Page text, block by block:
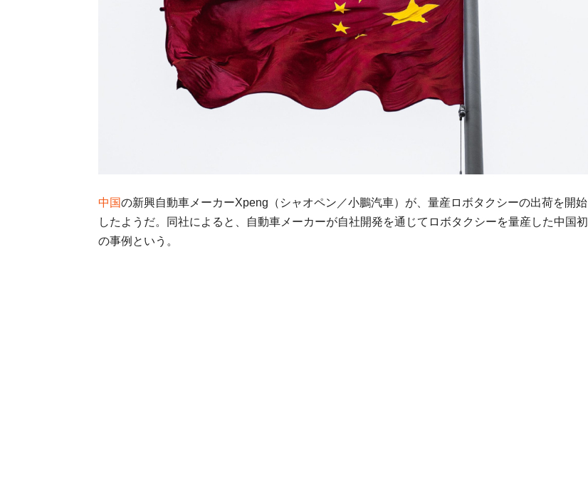
ボ
中国の新興自動車メーカーXpeng（シャオペン／小鵬汽車）が、量産ロボタクシーの出荷を開始
したようだ。同社によると、自動車メーカーが自社開発を通じてロボタクシーを量産した中国初
の事例という。